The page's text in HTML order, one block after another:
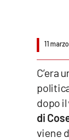
Imprese Di Calabria
Le perfidie di Antonella
Venti di comunicazione
Streaming
11
C’era
dopo il
di
viene